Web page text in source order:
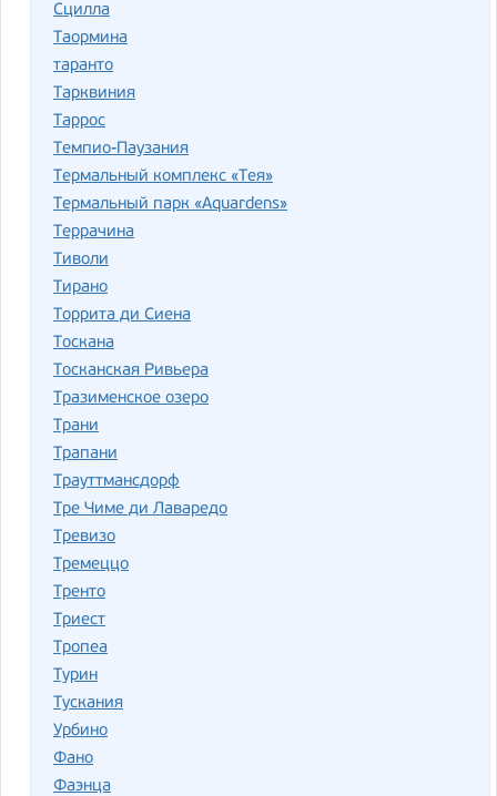
Сцилла
Таормина
таранто
Тарквиния
Таррос
Темпио-Паузания
Термальный комплекс «Тея»
Термальный парк «Aquardens»
Террачина
Тиволи
Тирано
Торрита ди Сиена
Тоскана
Тосканская Ривьера
Тразименское озеро
Трани
Трапани
Трауттмансдорф
Тре Чиме ди Лаваредо
Тревизо
Тремеццо
Тренто
Триест
Тропеа
Турин
Тускания
Урбино
Фано
Фаэнца